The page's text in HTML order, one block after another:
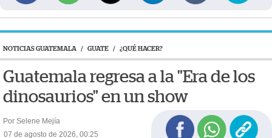
NOTICIAS GUATEMALA / GUATE / ¿QUÉ HACER?
Guatemala regresa a la "Era de los
dinosaurios" en un show
Por Selene Mejía
07 de agosto de 2026, 00:25